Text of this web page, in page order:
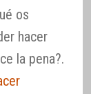
os
hacer
la pena?.